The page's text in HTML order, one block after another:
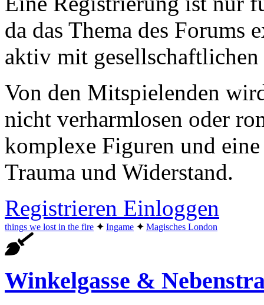
da das Thema des Forums
aktiv mit
Von den Mitspielenden
nicht verharmlosen oder
komplexe Figuren und
Trauma und Widerstand.
Registrieren Einloggen
things we lost in the fire ✦︎ Ingame ✦︎ Magisches London
Winkelgasse &